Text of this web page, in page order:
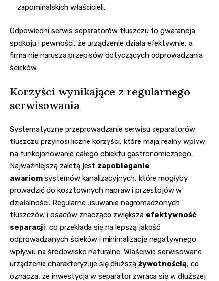
zapominalskich właścicieli.
Odpowiedni serwis separatorów tłuszczu to gwarancja
spokoju i pewności, że urządzenie działa efektywnie, a
firma nie narusza przepisów dotyczących odprowadzania
ścieków.
Korzyści wynikające z regularnego
serwisowania
Systematyczne przeprowadzanie serwisu separatorów
tłuszczu przynosi liczne korzyści, które mają realny wpływ
na funkcjonowanie całego obiektu gastronomicznego.
Najważniejszą zaletą jest zapobieganie
awariom systemów kanalizacyjnych, które mogłyby
prowadzić do kosztownych napraw i przestojów w
działalności. Regularne usuwanie nagromadzonych
tłuszczów i osadów znacząco zwiększa efektywność
separacji, co przekłada się na lepszą jakość
odprowadzanych ścieków i minimalizację negatywnego
wpływu na środowisko naturalne. Właściwie serwisowane
urządzenie charakteryzuje się dłuższą żywotnością, co
oznacza, że inwestycja w separator zwraca się w dłuższej